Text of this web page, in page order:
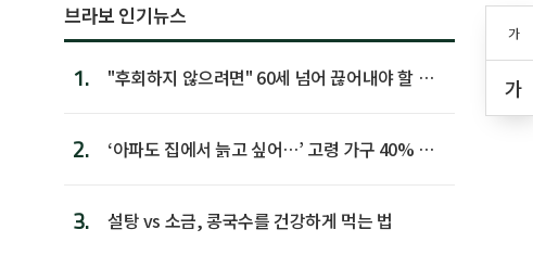
가
가
브라보 인기뉴스
1.
"후회하지 않으려면" 60세 넘어 끊어내야 할 사
2.
‘아파도 집에서 늙고 싶어…’ 고령 가구 40% 노
3. 설탕 vs 소금, 콩국수를 건강하게 먹는 법